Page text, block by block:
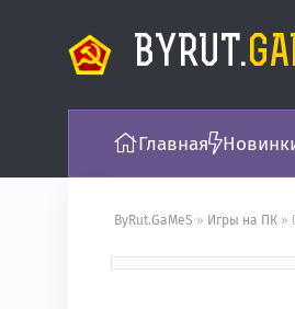
BYRUT.
Главная
ByRut.GaMeS » Игры на ПК »